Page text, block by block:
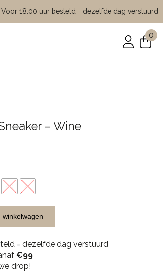
18.00 uur besteld = dezelfde dag verstuurd
0
– Wine
40 41
winkelwagen
= dezelfde dag verstuurd
€99
drop!